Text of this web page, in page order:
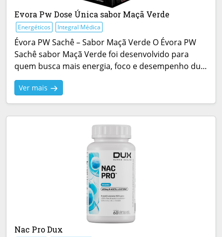
Evora Pw Dose Única sabor Maçã Verde
Energéticos Integral Médica
Évora PW Sachê – Sabor Maçã Verde O Évora PW
Sachê sabor Maçã Verde foi desenvolvido para
quem busca mais energia, foco e desempenho du...
Ver mais
Nac Pro Dux